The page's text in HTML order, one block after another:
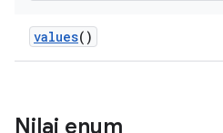
values()
Nilai enum